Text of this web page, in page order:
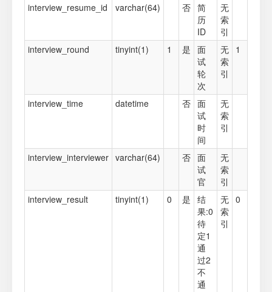
interview_resume_id
varchar(64) 否 简
历
ID
无
索
引
interview_round
tinyint(1) 1 是 面
试
轮
次
无
索
引
1
interview_time datetime 否 面
试
时
间
无
索
引
interview_interviewer varchar(64) 否 面
试
官
无
索
引
interview_result
tinyint(1) 0 是 结
果:0
待
定1
通
过2
不
通
无
索
引
0